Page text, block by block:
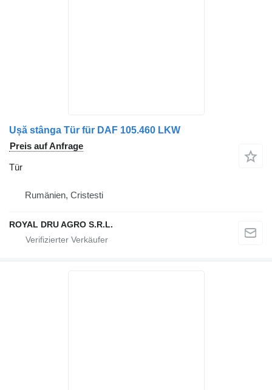
Ușă stânga Tür für DAF 105.460 LKW
Preis auf Anfrage
Tür
Rumänien, Cristesti
ROYAL DRU AGRO S.R.L.